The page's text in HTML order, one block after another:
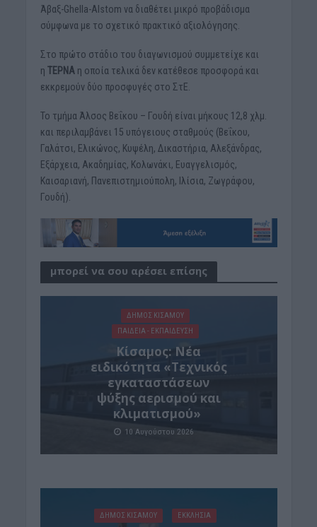
Άβαξ-Ghella-Alstom να διαθέτει μικρό προβάδισμα
σύμφωνα με το σχετικό πρακτικό αξιολόγησης.
Στο πρώτο στάδιο του διαγωνισμού συμμετείχε και
η ΤΕΡΝΑ η οποία τελικά δεν κατέθεσε προσφορά και
εκκρεμούν δύο προσφυγές στο ΣτΕ.
Το τμήμα Άλσος Βεΐκου – Γουδή είναι μήκους 12,8 χλμ.
και περιλαμβάνει 15 υπόγειους σταθμούς (Βεΐκου,
Γαλάτσι, Ελικώνος, Κυψέλη, Δικαστήρια, Αλεξάνδρας,
Εξάρχεια, Ακαδημίας, Κολωνάκι, Ευαγγελισμός,
Καισαριανή, Πανεπιστημιούπολη, Ιλίσια, Ζωγράφου,
Γουδή).
μπορεί να σου αρέσει επίσης
ΔΉΜΟΣ ΚΙΣΆΜΟΥ
ΠΑΙΔΕΙΑ - ΕΚΠΑΙΔΕΥΣΗ
Κίσαμος: Νέα
ειδικότητα «Τεχνικός
εγκαταστάσεων
ψύξης αερισμού και
κλιματισμού»
10 Αυγούστου 2026
ΔΉΜΟΣ ΚΙΣΆΜΟΥ ΕΚΚΛΗΣΙΑ